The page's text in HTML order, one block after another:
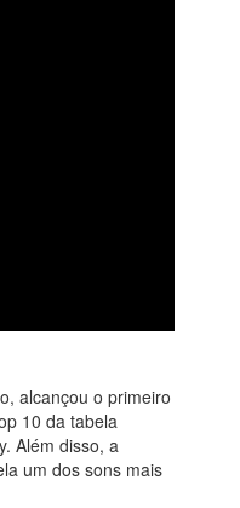
alcançou o primeiro
10 da tabela
Além disso, a
um dos sons mais